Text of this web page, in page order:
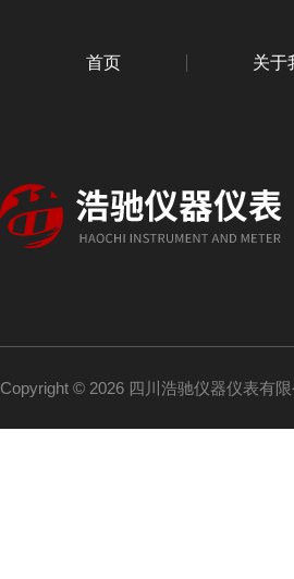
首页 关于
Copyright © 2026 四川浩驰仪器仪表有